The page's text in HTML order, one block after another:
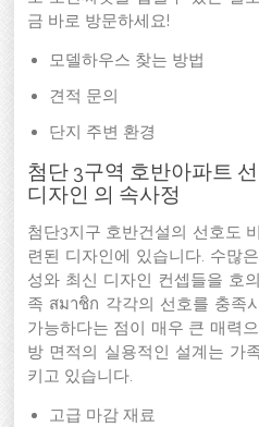
금 바로 방문하세요!
모델하우스 찾는 방법
견적 문의
단지 주변 환경
첨단 3구역 호반아파트
디자인 의 속사정
첨단3지구 호반건설의 선호도
련된 디자인에 있습니다. 수많
성와 최신 디자인 컨셉들을 호
족 สมาชิก 각각의 선호를 충족
가능하다는 점이 매우 큰 매력
방 면적의 실용적인 설계는 가
키고 있습니다.
고급 마감 재료